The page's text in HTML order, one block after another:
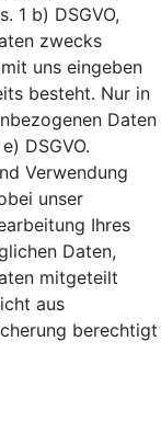
1 b) DSGVO,
zwecks
uns eingeben
besteht. Nur in
Daten
DSGVO.
Verwendung
unser
Ihres
Daten,
mitgeteilt
aus
berechtigt